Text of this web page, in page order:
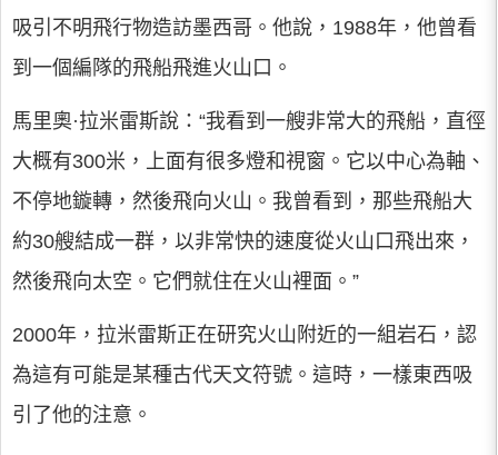
吸引不明飛行物造訪墨西哥。他說，1988年，他曾看
到一個編隊的飛船飛進火山口。
馬里奧·拉米雷斯說：“我看到一艘非常大的飛船，直徑
大概有300米，上面有很多燈和視窗。它以中心為軸、
不停地鏇轉，然後飛向火山。我曾看到，那些飛船大
約30艘結成一群，以非常快的速度從火山口飛出來，
然後飛向太空。它們就住在火山裡面。”
2000年，拉米雷斯正在研究火山附近的一組岩石，認
為這有可能是某種古代天文符號。這時，一樣東西吸
引了他的注意。